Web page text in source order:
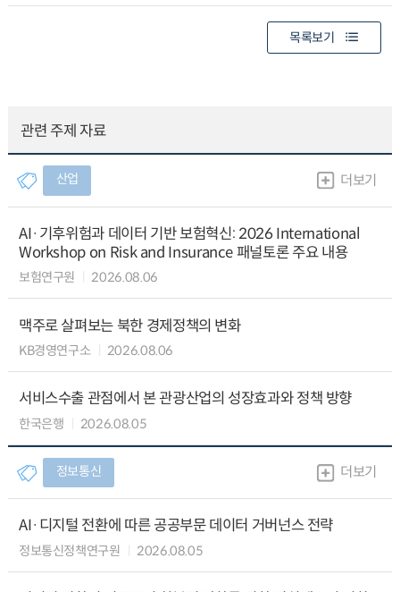
목록보기
관련 주제 자료
산업 더보기
AI·기후위험과 데이터 기반 보험혁신: 2026 International
Workshop on Risk and Insurance 패널토론 주요 내용
보험연구원 2026.08.06
맥주로 살펴보는 북한 경제정책의 변화
KB경영연구소 2026.08.06
서비스수출 관점에서 본 관광산업의 성장효과와 정책 방향
한국은행 2026.08.05
정보통신 더보기
AI·디지털 전환에 따른 공공부문 데이터 거버넌스 전략
정보통신정책연구원 2026.08.05